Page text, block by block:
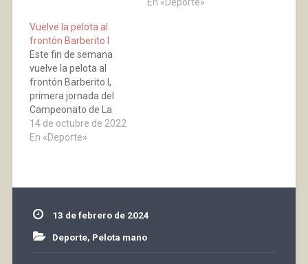
Vuelve la pelota al
frontón Barberito I
Este fin de semana
vuelve la pelota al
frontón Barberito I,
primera jornada del
Campeonato de La
Rioja de Clubs
14 de octubre de 2022
En «Deporte»
13 de febrero de 2024
Deporte, Pelota mano